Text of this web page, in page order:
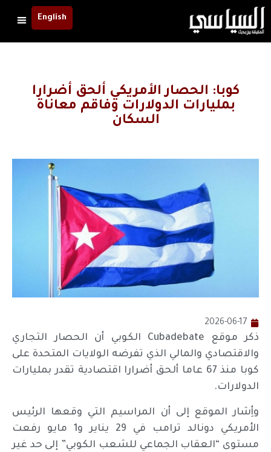
English
كوبا: الحصار الأمريكي ألحق أضرارا
بمليارات الدولارات وفاقم معاناة
السكان
2026-06-17
ذكر موقع Cubadebate الكوبي أن الحصار التجاري
والاقتصادي والمالي الذي تفرضه الولايات المتحدة على
كوبا منذ 67 عاما ألحق أضرارا اقتصادية تقدر بمليارات
الدولارات.
وأِشار الموقع إلى أن المراسيم التي وقعها الرئيس
الأمريكي دونالد ترامب في 29 يناير و1 مايو رفعت
مستوى “العقاب الجماعي للشعب الكوبي” إلى حد غير